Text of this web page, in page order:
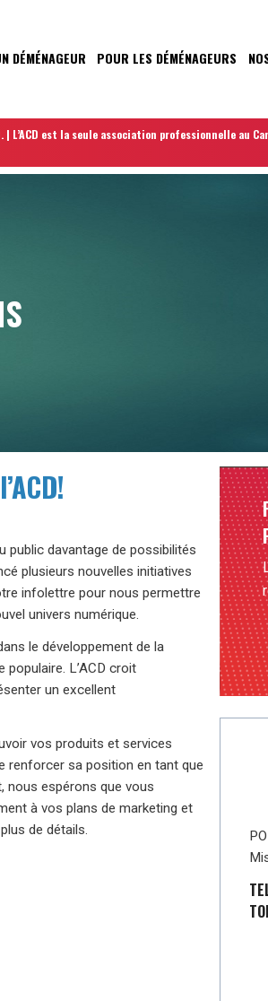
DÉMÉNAGEUR POUR LES DÉMÉNAGEURS
est la seule association professionnelle au
public davantage de possibilités
plusieurs nouvelles initiatives
infolettre pour nous permettre
univers numérique.
le développement de la
L’ACD croit
un excellent
vos produits et services
renforcer sa position en tant que
nous espérons que vous
à vos plans de marketing et
de détails.